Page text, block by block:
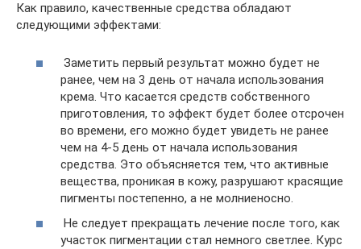
Как правило, качественные средства обладают
следующими эффектами:
Заметить первый результат можно будет не
ранее, чем на 3 день от начала использования
крема. Что касается средств собственного
приготовления, то эффект будет более отсрочен
во времени, его можно будет увидеть не ранее
чем на 4-5 день от начала использования
средства. Это объясняется тем, что активные
вещества, проникая в кожу, разрушают красящие
пигменты постепенно, а не молниеносно.
Не следует прекращать лечение после того, как
участок пигментации стал немного светлее. Курс